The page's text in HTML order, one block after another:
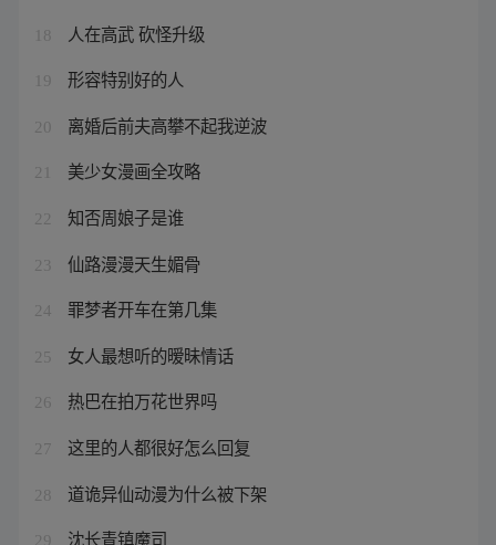
18 人在高武 砍怪升级
19 形容特别好的人
20 离婚后前夫高攀不起我逆波
21 美少女漫画全攻略
22 知否周娘子是谁
23 仙路漫漫天生媚骨
24 罪梦者开车在第几集
25 女人最想听的暧昧情话
26 热巴在拍万花世界吗
27 这里的人都很好怎么回复
28 道诡异仙动漫为什么被下架
29 沈长青镇魔司